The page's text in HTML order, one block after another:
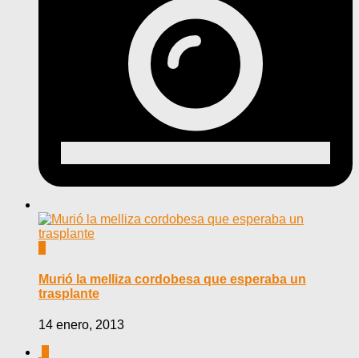
Murió la melliza cordobesa que esperaba un
trasplante
14 enero, 2013